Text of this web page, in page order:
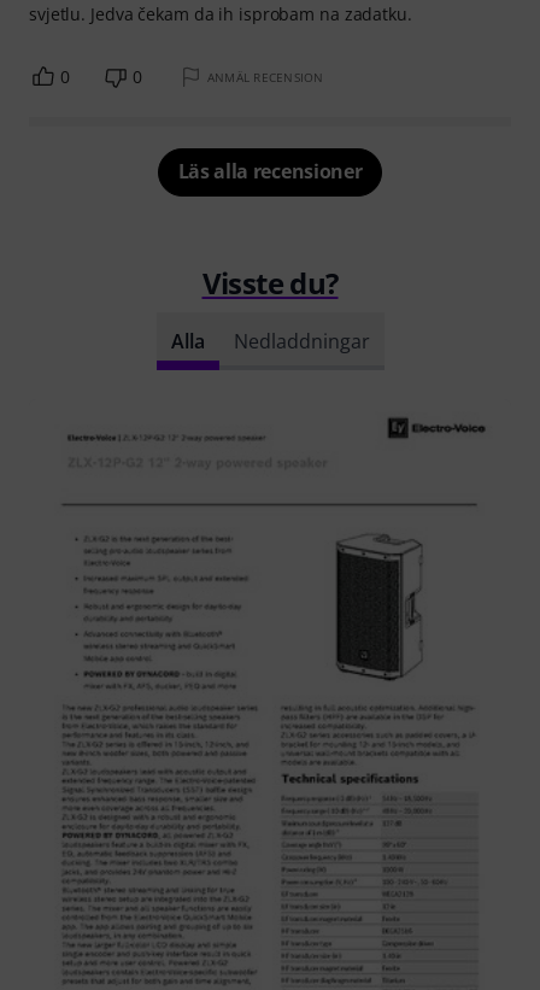
svjetlu. Jedva čekam da ih isprobam na zadatku.
0 0 ANMÄL RECENSION
Läs alla recensioner
Visste du?
Alla Nedladdningar